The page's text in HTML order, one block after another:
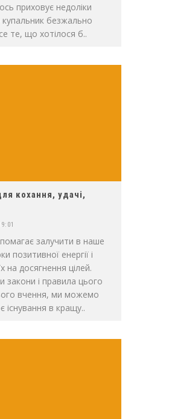
приховує недоліки
купальник безжально
те, що хотілося б..
кохання, удачі,
залучити в наше
позитивної енергії і
на досягнення цілей.
закони і правила цього
вчення, ми можемо
існування в кращу..